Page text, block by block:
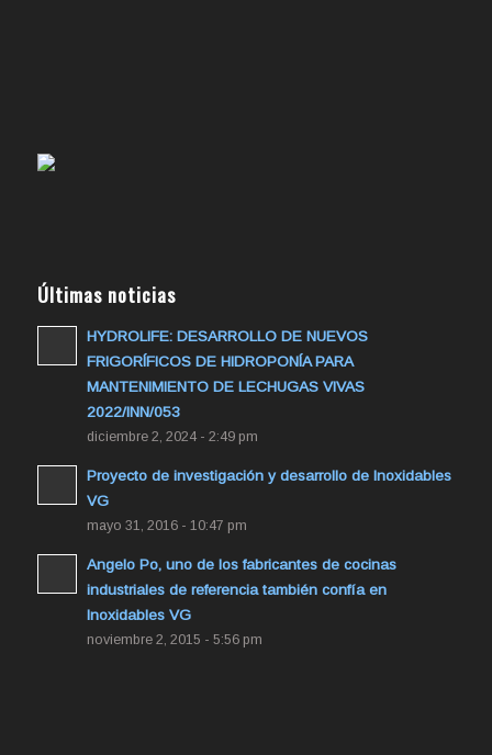
Últimas noticias
HYDROLIFE: DESARROLLO DE NUEVOS
FRIGORÍFICOS DE HIDROPONÍA PARA
MANTENIMIENTO DE LECHUGAS VIVAS
2022/INN/053
diciembre 2, 2024 - 2:49 pm
Proyecto de investigación y desarrollo de Inoxidables
VG
mayo 31, 2016 - 10:47 pm
Angelo Po, uno de los fabricantes de cocinas
industriales de referencia también confía en
Inoxidables VG
noviembre 2, 2015 - 5:56 pm